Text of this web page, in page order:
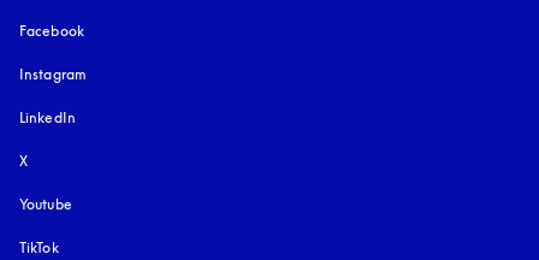
Facebook
Instagram
LinkedIn
X
Youtube
TikTok